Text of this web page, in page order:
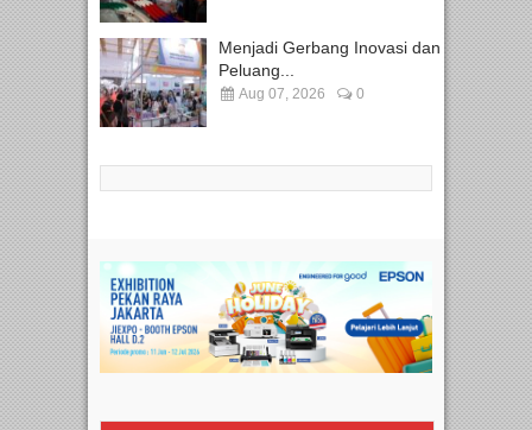
Menjadi Gerbang Inovasi dan
Peluang...
Aug 07, 2026 0